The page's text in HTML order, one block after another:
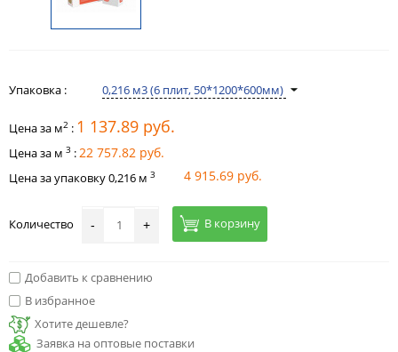
Упаковка : 0,216 м3 (6 плит, 50*1200*600мм)
Цена за м2 : 1 137.89 руб.
Цена за м 3 :22 757.82 руб.
Цена за упаковку0,216 м 3 4 915.69 руб.
Количество - + В корзину
Добавить к сравнению
В избранное
Хотите дешевле?
Заявка на оптовые поставки